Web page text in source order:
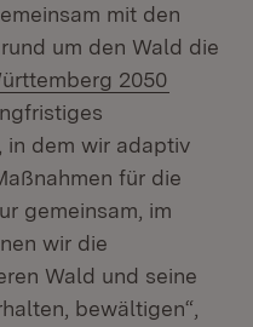
mit den
um den Wald die
2050
in dem wir adaptiv
für die
gemeinsam, im
wir die
Wald und seine
bewältigen“,